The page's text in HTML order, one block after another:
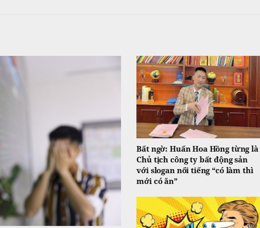
Bất ngờ: Huấn Hoa Hồng từng là
Chủ tịch công ty bất động sản
với slogan nổi tiếng “có làm thì
mới có ăn”